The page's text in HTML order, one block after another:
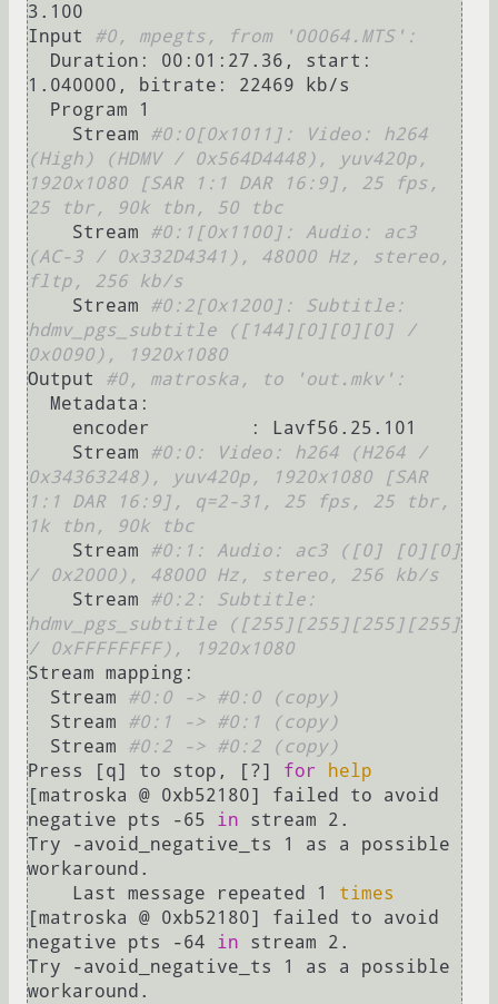
3.100
Input #0, mpegts, from '00064.MTS':
1.040000, bitrate: 22469 kb/s
    Stream
#0:0[0x1011]: Video: h264
(High) (HDMV / 0x564D4448), yuv420p,
1920x1080 [SAR 1:1 DAR 16:9], 25 fps,
25 tbr, 90k tbn, 50 tbc
    Stream
#0:1[0x1100]: Audio: ac3
(AC-3 / 0x332D4341), 48000 Hz, stereo,
fltp, 256 kb/s
    Stream
#0:2[0x1200]: Subtitle:
hdmv_pgs_subtitle ([144][0][0][0] /
0x0090), 1920x1080
Output #0, matroska, to 'out.mkv':
    Stream
#0:0: Video: h264 (H264 /
0x34363248), yuv420p, 1920x1080 [SAR
1:1 DAR 16:9], q=2-31, 25 fps, 25 tbr,
1k tbn, 90k tbc
    Stream
#0:1: Audio: ac3 ([0] [0][0]
/ 0x2000), 48000 Hz, stereo, 256 kb/s
    Stream
#0:2: Subtitle:
hdmv_pgs_subtitle ([255][255][255][255]
/ 0xFFFFFFFF), 1920x1080
Stream mapping:
  Stream
#0:0 -> #0:0 (copy)
  Stream
#0:1 -> #0:1 (copy)
  Stream
#0:2 -> #0:2 (copy)
Press [q] to stop, [?] for
help
[matroska @ 0xb52180] failed to avoid
negative pts -65 in stream 2.
Try -avoid_negative_ts 1 as a possible
workaround.
    Last message repeated 1
times
[matroska @ 0xb52180] failed to avoid
negative pts -64 in stream 2.
Try -avoid_negative_ts 1 as a possible
workaround.